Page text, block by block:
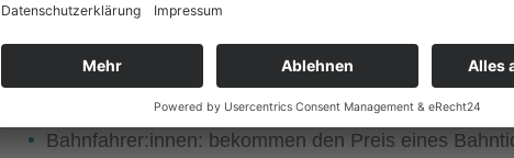
Die Einzahlung muss spätestens drei Wochen vor dem
Umfang der
Bahnfahrer:innen: bekommen den Preis eines